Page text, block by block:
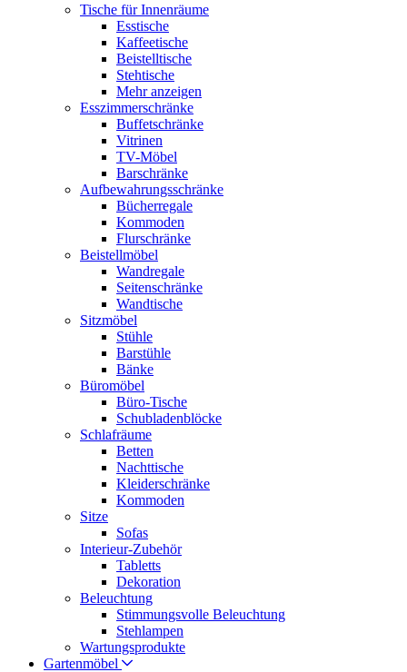
Tische für Innenräume
Esstische
Kaffeetische
Beistelltische
Stehtische
Mehr anzeigen
Esszimmerschränke
Buffetschränke
Vitrinen
TV-Möbel
Barschränke
Aufbewahrungsschränke
Bücherregale
Kommoden
Flurschränke
Beistellmöbel
Wandregale
Seitenschränke
Wandtische
Sitzmöbel
Stühle
Barstühle
Bänke
Büromöbel
Büro-Tische
Schubladenblöcke
Schlafräume
Betten
Nachttische
Kleiderschränke
Kommoden
Sitze
Sofas
Interieur-Zubehör
Tabletts
Dekoration
Beleuchtung
Stimmungsvolle Beleuchtung
Stehlampen
Wartungsprodukte
Gartenmöbel